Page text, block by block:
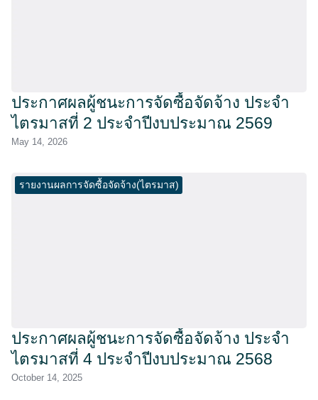
ประกาศผลผู้ชนะการจัดซื้อจัดจ้าง ประจำ
ไตรมาสที่ 2 ประจำปีงบประมาณ 2569
May 14, 2026
รายงานผลการจัดซื้อจัดจ้าง(ไตรมาส)
ประกาศผลผู้ชนะการจัดซื้อจัดจ้าง ประจำ
ไตรมาสที่ 4 ประจำปีงบประมาณ 2568
October 14, 2025